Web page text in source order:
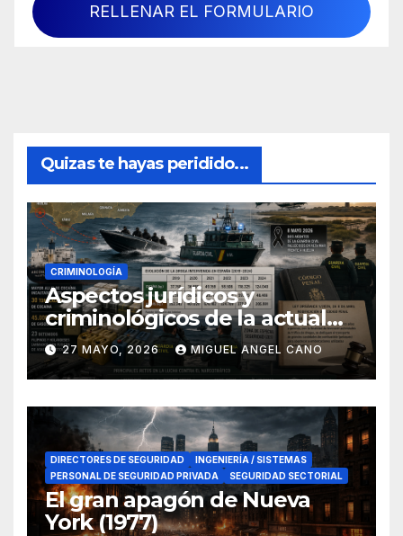
RELLENAR EL FORMULARIO
Quizas te hayas peridido...
CRIMINOLOGÍA
Aspectos jurídicos y
criminológicos de la actual
lucha contra el narcotráfico
en el sur de España
27 MAYO, 2026 MIGUEL ANGEL CANO
DIRECTORES DE SEGURIDAD
INGENIERÍA / SISTEMAS
PERSONAL DE SEGURIDAD PRIVADA
SEGURIDAD SECTORIAL
El gran apagón de Nueva
York (1977)